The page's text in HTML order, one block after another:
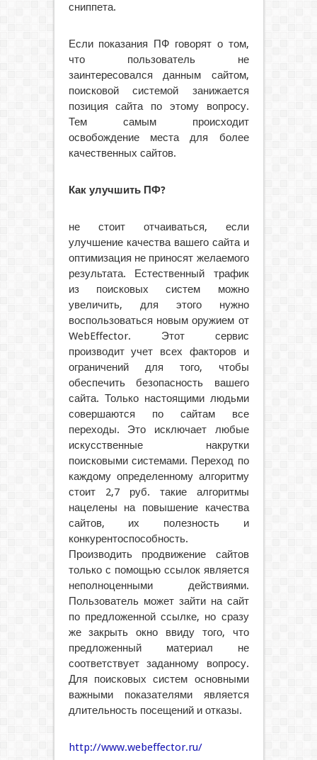
сниппета.
Если показания ПФ говорят о том,
что пользователь не
заинтересовался данным сайтом,
поисковой системой занижается
позиция сайта по этому вопросу.
Тем самым происходит
освобождение места для более
качественных сайтов.
Как улучшить ПФ?
не стоит отчаиваться, если
улучшение качества вашего сайта и
оптимизация не приносят желаемого
результата. Естественный трафик
из поисковых систем можно
увеличить, для этого нужно
воспользоваться новым оружием от
WebEffector. Этот сервис
производит учет всех факторов и
ограничений для того, чтобы
обеспечить безопасность вашего
сайта. Только настоящими людьми
совершаются по сайтам все
переходы. Это исключает любые
искусственные накрутки
поисковыми системами. Переход по
каждому определенному алгоритму
стоит 2,7 руб. такие алгоритмы
нацелены на повышение качества
сайтов, их полезность и
конкурентоспособность.
Производить продвижение сайтов
только с помощью ссылок является
неполноценными действиями.
Пользователь может зайти на сайт
по предложенной ссылке, но сразу
же закрыть окно ввиду того, что
предложенный материал не
соответствует заданному вопросу.
Для поисковых систем основными
важными показателями является
длительность посещений и отказы.
http://www.webeffector.ru/